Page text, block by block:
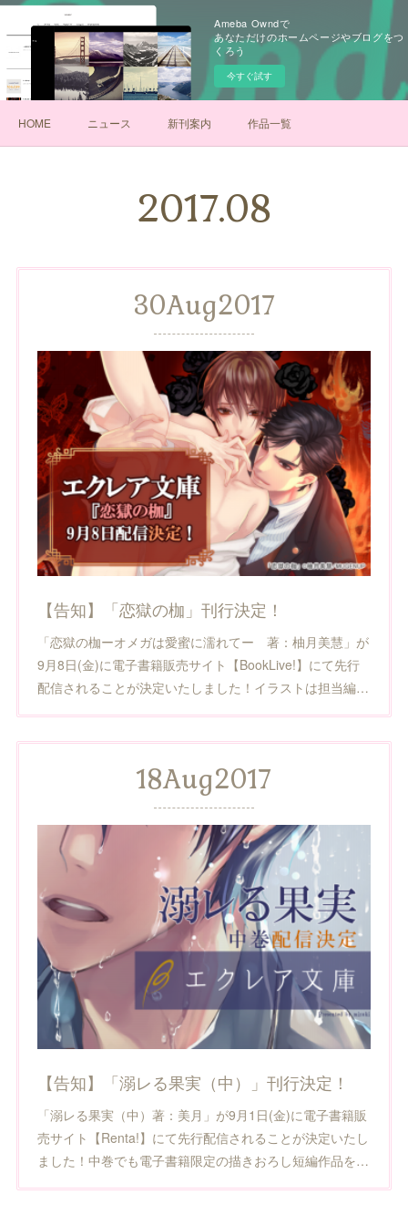
Ameba Owndで
あなただけのホームページやブログをつ
くろう
今すぐ試す
HOME ニュース 新刊案内 作品一覧
2017.08
30Aug2017
【告知】「恋獄の枷」刊行決定！
「恋獄の枷ーオメガは愛蜜に濡れてー 著：柚月美慧」が
9月8日(金)に電子書籍販売サイト【BookLive!】にて先行
配信されることが決定いたしました！イラストは担当編…
18Aug2017
【告知】「溺レる果実（中）」刊行決定！
「溺レる果実（中）著：美月」が9月1日(金)に電子書籍販
売サイト【Renta!】にて先行配信されることが決定いたし
ました！中巻でも電子書籍限定の描きおろし短編作品を…